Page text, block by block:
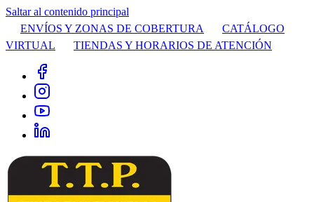
Saltar al contenido principal
ENVÍOS Y ZONAS DE COBERTURA
CATÁLOGO
VIRTUAL
TIENDAS Y HORARIOS DE ATENCIÓN